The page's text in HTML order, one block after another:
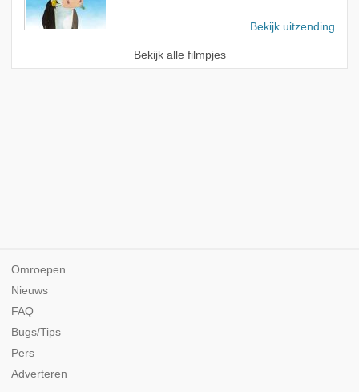
Bekijk uitzending
Bekijk alle filmpjes
Omroepen
Nieuws
FAQ
Bugs/Tips
Pers
Adverteren